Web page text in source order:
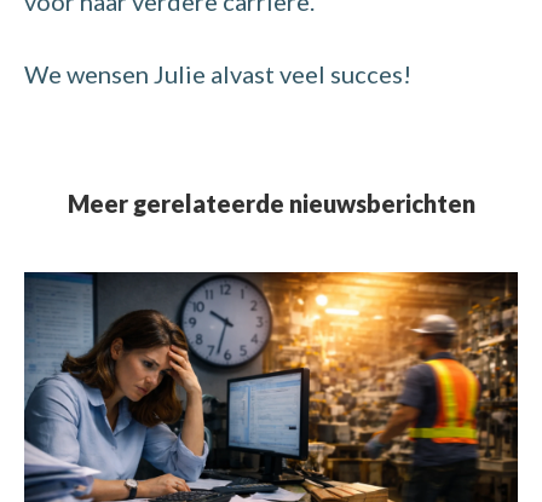
We wensen Julie alvast veel succes!
Meer gerelateerde nieuwsberichten